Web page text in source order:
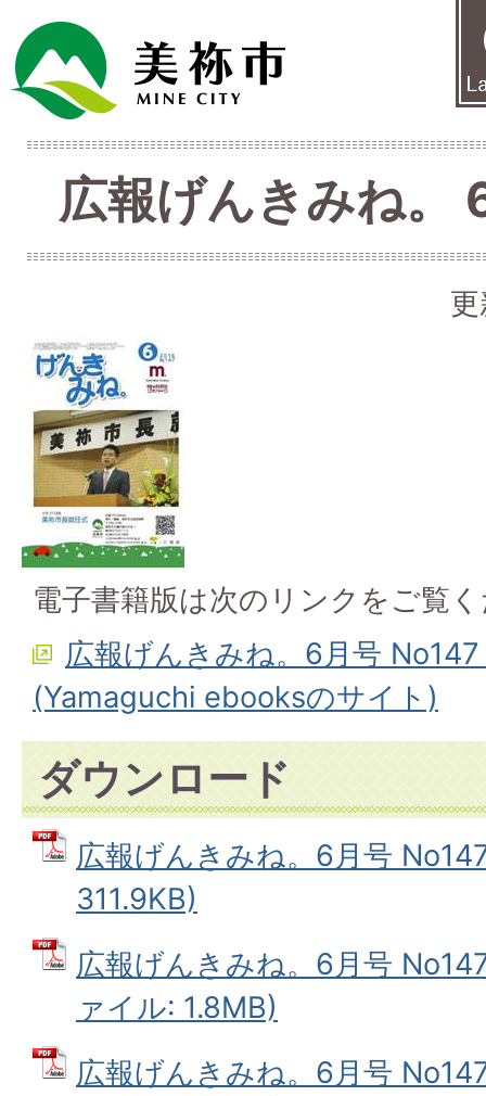
広報げんきみね。
電子書籍版は次のリンクをご覧
広報げんきみね。6月号
(Yamaguchi ebooksのサイト)
ダウンロード
広報げんきみね。6月号
311.9KB)
広報げんきみね。6月号
ァイル: 1.8MB)
広報げんきみね。6月号